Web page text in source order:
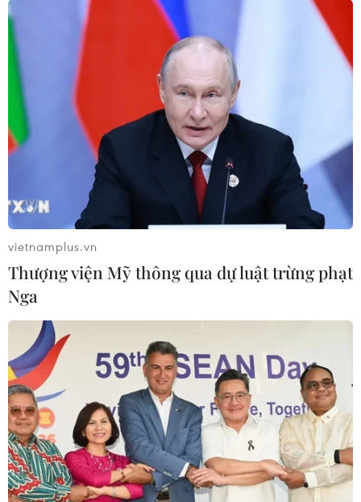
vietnamplus.vn
Thượng viện Mỹ thông qua dự luật trừng phạt
Nga